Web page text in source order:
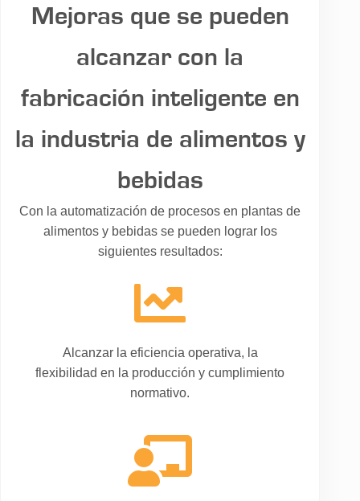
Mejoras que se pueden
alcanzar con la
fabricación inteligente en
la industria de alimentos y
bebidas
Con la automatización de procesos en plantas de
alimentos y bebidas se pueden lograr los
siguientes resultados:
Alcanzar la eficiencia operativa, la
flexibilidad en la producción y cumplimiento
normativo.